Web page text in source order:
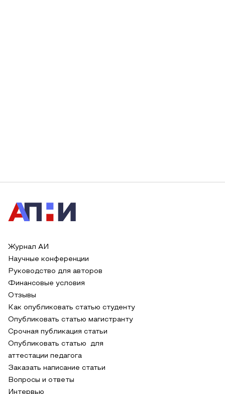
Журнал АИ
Научные конференции
Руководство для авторов
Финансовые условия
Отзывы
Как опубликовать статью студенту
Опубликовать статью магистранту
Срочная публикация статьи
Опубликовать статью для
аттестации педагога
Заказать написание статьи
Вопросы и ответы
Интервью